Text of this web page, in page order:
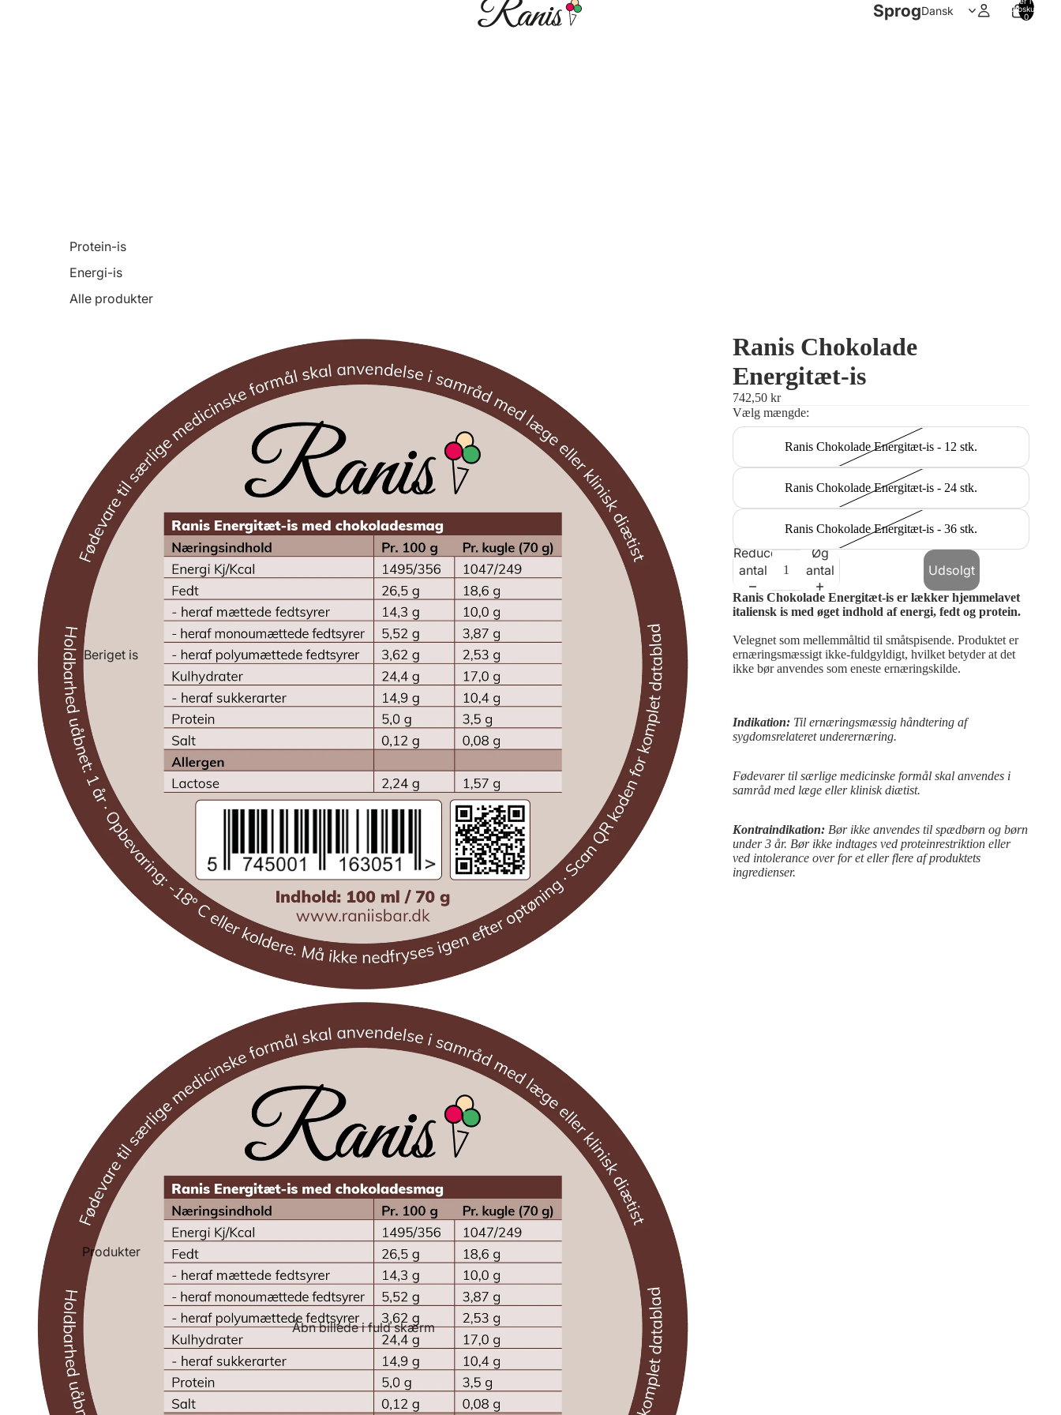
Protein-is
Energi-is
Alle produkter
Beriget is
Produkter
Sprog
indkøbskurven:
0
Åbn billede i fuld skærm
Ranis Chokolade
Energitæt-is
742,50 kr
Vælg mængde:
Ranis Chokolade Energitæt-is - 12 stk.
Ranis Chokolade Energitæt-is - 24 stk.
Ranis Chokolade Energitæt-is - 36 stk.
Reducer
antal
Øg
antal
Udsolgt
Ranis Chokolade Energitæt-is er lækker hjemmelavet
italiensk is med øget indhold af energi, fedt og protein.
Velegnet som mellemmåltid til småtspisende. Produktet er
ernæringsmæssigt ikke-fuldgyldigt, hvilket betyder at det
ikke bør anvendes som eneste ernæringskilde.
Indikation: Til ernæringsmæssig håndtering af
sygdomsrelateret underernæring.
Fødevarer til særlige medicinske formål skal anvendes i
samråd med læge eller klinisk diætist.
Kontraindikation: Bør ikke anvendes til spædbørn og børn
under 3 år. Bør ikke indtages ved proteinrestriktion eller
ved intolerance over for et eller flere af produktets
ingredienser.